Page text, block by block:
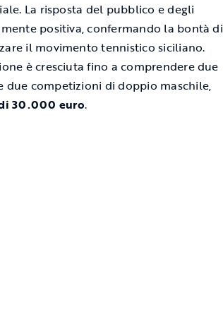
La risposta del pubblico e degli
positiva, confermando la bontà di
il movimento tennistico siciliano.
è cresciuta fino a comprendere due
due competizioni di doppio maschile,
30.000 euro.